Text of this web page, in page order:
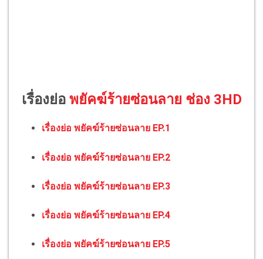
เรื่องย่อ พยัคฆ์ร้ายซ่อนลาย ช่อง 3HD
เรื่องย่อ พยัคฆ์ร้ายซ่อนลาย EP.1
เรื่องย่อ พยัคฆ์ร้ายซ่อนลาย EP.2
เรื่องย่อ พยัคฆ์ร้ายซ่อนลาย EP.3
เรื่องย่อ พยัคฆ์ร้ายซ่อนลาย EP.4
เรื่องย่อ พยัคฆ์ร้ายซ่อนลาย EP.5